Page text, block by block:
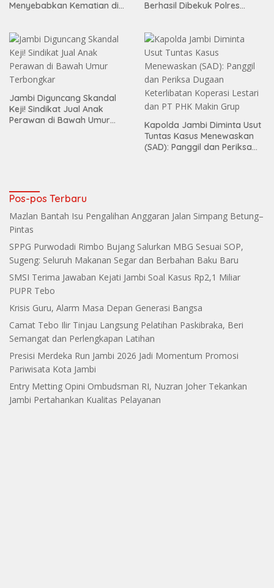
Menyebabkan Kematian di
Berhasil Dibekuk Polres
Jambi Diguncang Skandal
Keji! Sindikat Jual Anak
Perawan di Bawah Umur
Kapolda Jambi Diminta Usut
Tuntas Kasus Menewaskan
(SAD): Panggil dan Periksa
Pos-pos Terbaru
Mazlan Bantah Isu Pengalihan Anggaran Jalan Simpang Betung–
Pintas
SPPG Purwodadi Rimbo Bujang Salurkan MBG Sesuai SOP,
Sugeng: Seluruh Makanan Segar dan Berbahan Baku Baru
SMSI Terima Jawaban Kejati Jambi Soal Kasus Rp2,1 Miliar
PUPR Tebo
Krisis Guru, Alarm Masa Depan Generasi Bangsa
Camat Tebo Ilir Tinjau Langsung Pelatihan Paskibraka, Beri
Semangat dan Perlengkapan Latihan
Presisi Merdeka Run Jambi 2026 Jadi Momentum Promosi
Pariwisata Kota Jambi
Entry Metting Opini Ombudsman RI, Nuzran Joher Tekankan
Jambi Pertahankan Kualitas Pelayanan